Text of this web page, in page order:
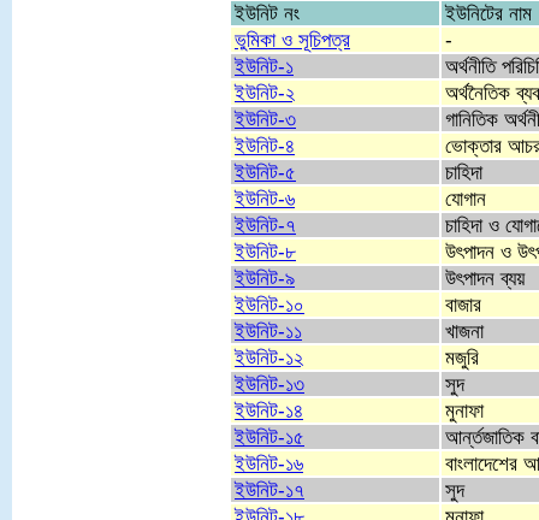
ইউনিট নং
ইউনিটের নাম
ভুমিকা ও সূচিপত্র
-
ইউনিট-১
অর্থনীতি
ইউনিট-২
অর্থনৈতিক
ইউনিট-৩
গানিতিক
ইউনিট-৪
ভোক্তার
ইউনিট-৫
চাহিদা
ইউনিট-৬
যোগান
ইউনিট-৭
চাহিদা ও
ইউনিট-৮
উৎপাদন ও
ইউনিট-৯
উৎপাদন ব্যয়
ইউনিট-১০
বাজার
ইউনিট-১১
খাজনা
ইউনিট-১২
মজুরি
ইউনিট-১৩
সুদ
ইউনিট-১৪
মুনাফা
ইউনিট-১৫
আর্ন্তজাতিক
ইউনিট-১৬
বাংলাদেশের
ইউনিট-১৭
সুদ